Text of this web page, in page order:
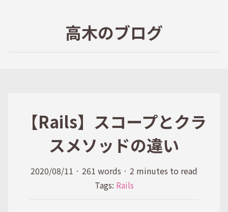
高木のブログ
【Rails】スコープとクラ
スメソッドの違い
2020/08/11 · 261 words · 2 minutes to read
Tags: Rails